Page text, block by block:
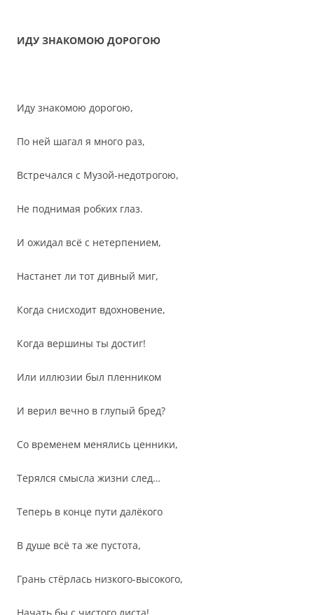
ИДУ ЗНАКОМОЮ ДОРОГОЮ
Иду знакомою дорогою,
По ней шагал я много раз,
Встречался с Музой-недотрогою,
Не поднимая робких глаз.
И ожидал всё с нетерпением,
Настанет ли тот дивный миг,
Когда снисходит вдохновение,
Когда вершины ты достиг!
Или иллюзии был пленником
И верил вечно в глупый бред?
Со временем менялись ценники,
Терялся смысла жизни след…
Теперь в конце пути далёкого
В душе всё та же пустота,
Грань стёрлась низкого-высокого,